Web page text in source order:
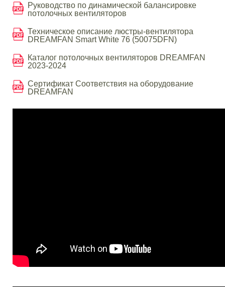
Руководство по динамической балансировке
потолочных вентиляторов
Техническое описание люстры-вентилятора
DREAMFAN Smart White 76 (50075DFN)
Каталог потолочных вентиляторов DREAMFAN
2023-2024
Сертификат Соответствия на оборудование
DREAMFAN